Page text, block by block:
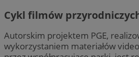
Cykl filmów
Autorskim projektem PGE,
wykorzystaniem materiałów